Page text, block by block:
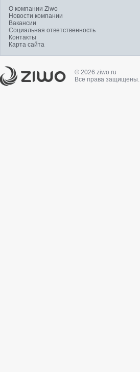
О компании Ziwo
Новости компании
Вакансии
Социальная ответственность
Контакты
Карта сайта
© 2026 ziwo.ru
Все права защищены.